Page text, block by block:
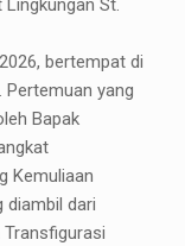
bertempat di
Pertemuan yang
Bapak
Kemuliaan
diambil dari